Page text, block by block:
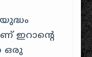
ഇറാന്റെ
ഒരു